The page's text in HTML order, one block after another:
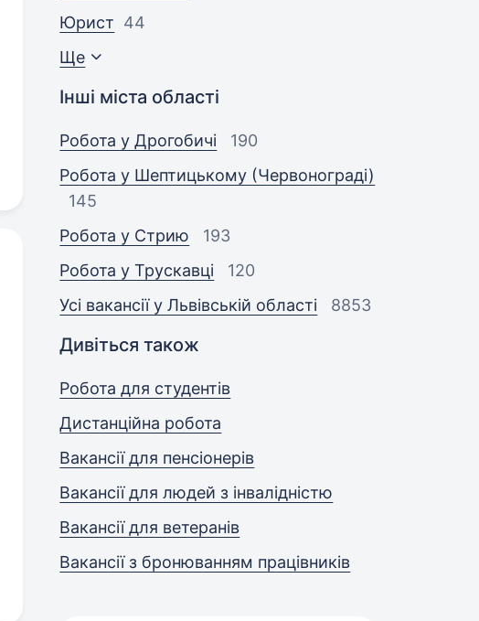
Юрист 44
Ще
Інші міста області
Робота у Дрогобичі
190
Робота у Шептицькому (Червонограді)
145
Робота у Стрию
193
Робота у Трускавці
120
Усі вакансії у Львівській області
8853
Дивіться також
Робота для студентів
Дистанційна робота
Вакансії для пенсіонерів
Вакансії для людей з інвалідністю
Вакансії для ветеранів
Вакансії з бронюванням працівників